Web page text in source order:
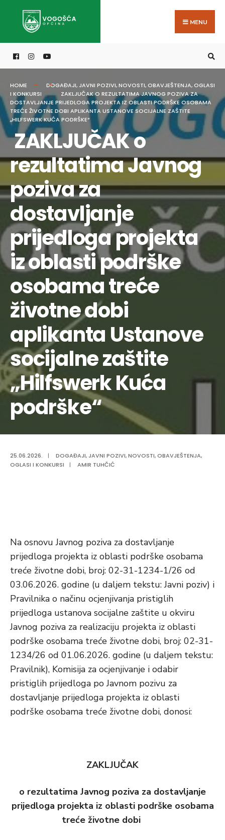
MENU
HOME DOGAĐAJI, JAVNI POZIVI,NOVOSTI,OBAVJEŠTENJA,OGLASI
I KONKURSI
ZAKLJUČAK O REZULTATIMA JAVNOG POZIVA ZA
DOSTAVLJANJE PRIJEDLOGA PROJEKTA IZ OBLASTI PODRŠKE OSOBAMA
TREĆE ŽIVOTNE DOBI APLIKANTA USTANOVE SOCIJALNE ZAŠTITE
„HILFSWERK KUĆA PODRŠKE“
ZAKLJUČAK o
rezultatima Javnog
poziva za
dostavljanje
prijedloga projekta
iz oblasti podrške
osobama treće
životne dobi
aplikanta Ustanove
socijalne zaštite
„Hilfswerk Kuća
podrške“
25.06.2026. | DOGAĐAJI, JAVNI POZIVI,NOVOSTI,OBAVJEŠTENJA,
OGLASI I KONKURSI
| AMIR TUHČIĆ
Na osnovu Javnog poziva za dostavljanje
prijedloga projekta iz oblasti podrške osobama
treće životne dobi, broj: 02-31-1234-1/26 od
03.06.2026. godine (u daljem tekstu: Javni poziv) i
Pravilnika o načinu ocjenjivanja pristiglih
prijedloga ustanova socijalne zaštite u okviru
Javnog poziva za realizaciju projekta iz oblasti
podrške osobama treće životne dobi, broj: 02-31-
1234/26 od 01.06.2026. godine (u daljem tekstu:
Pravilnik), Komisija za ocjenjivanje i odabir
pristiglih prijedloga po Javnom pozivu za
dostavljanje prijedloga projekta iz oblasti
podrške osobama treće životne dobi, donosi:
ZAKLJUČAK
o rezultatima Javnog poziva za dostavljanje
prijedloga projekta iz oblasti podrške osobama
treće životne dobi
for: